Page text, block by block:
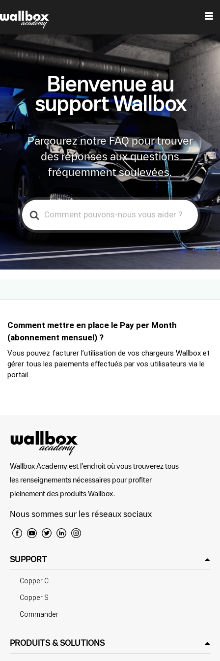
Bienvenue au
support Wallbox
Parcourez notre FAQ pour trouver
des réponses aux questions
fréquemment soulevées.
Search
For
Comment mettre en place le Pay per Month
(abonnement mensuel) ?
Vous pouvez facturer l’utilisation de vos chargeurs Wallbox et
gérer tous les paiements effectués par vos utilisateurs via le
portail...
Wallbox Academy est l’endroit où vous trouverez tous
les renseignements nécessaires pour profiter
pleinement des produits Wallbox.
Nous sommes sur les réseaux sociaux
SUPPORT
Copper C
Copper S
Commander
PRODUITS & SOLUTIONS